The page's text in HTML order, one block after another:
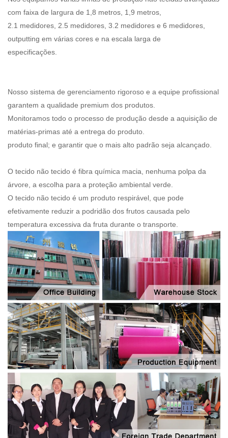
com faixa de largura de 1,8 metros, 1,9 metros,
2.1 medidores, 2.5 medidores, 3.2 medidores e 6 medidores,
outputting em várias cores e na escala larga de
especificações.
Nosso sistema de gerenciamento rigoroso e a equipe profissional
garantem a qualidade premium dos produtos.
Monitoramos todo o processo de produção desde a aquisição de
matérias-primas até a entrega do produto.
produto final; e garantir que o mais alto padrão seja alcançado.
O tecido não tecido é fibra química macia, nenhuma polpa da
árvore, a escolha para a proteção ambiental verde.
O tecido não tecido é um produto respirável, que pode
efetivamente reduzir a podridão dos frutos causada pelo
temperatura excessiva da fruta durante o transporte.